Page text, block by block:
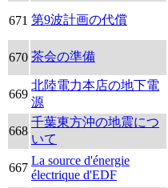
671 第9波計画の代償
670 茶会の準備
669
北陸電力本店の地下電
源
668
千葉東方沖の地震につ
いて
667
La source d'énergie
électrique d'EDF